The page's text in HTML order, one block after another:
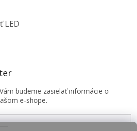
LED
budeme zasielať informácie o
e-shope.